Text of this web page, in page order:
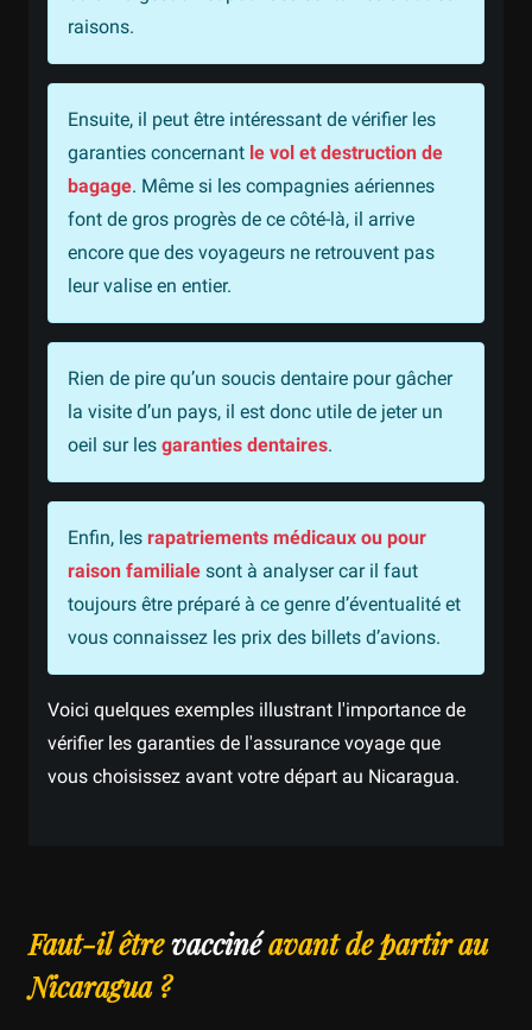
raisons.
Ensuite, il peut être intéressant de vérifier les
garanties concernant le vol et destruction de
bagage. Même si les compagnies aériennes
font de gros progrès de ce côté-là, il arrive
encore que des voyageurs ne retrouvent pas
leur valise en entier.
Rien de pire qu’un soucis dentaire pour gâcher
la visite d’un pays, il est donc utile de jeter un
oeil sur les garanties dentaires.
Enfin, les rapatriements médicaux ou pour
raison familiale sont à analyser car il faut
toujours être préparé à ce genre d’éventualité et
vous connaissez les prix des billets d’avions.
Voici quelques exemples illustrant l'importance de
vérifier les garanties de l'assurance voyage que
vous choisissez avant votre départ au Nicaragua.
Faut-il êtrevaccinéavant de partir au
Nicaragua ?